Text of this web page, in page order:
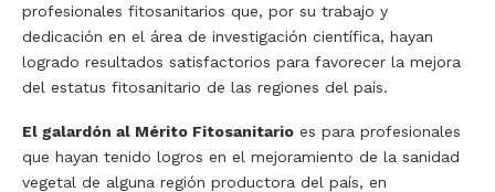
profesionales fitosanitarios que, por su trabajo y
dedicación en el área de investigación científica, hayan
logrado resultados satisfactorios para favorecer la mejora
del estatus fitosanitario de las regiones del país.
El galardón al Mérito Fitosanitario es para profesionales
que hayan tenido logros en el mejoramiento de la sanidad
vegetal de alguna región productora del país, en